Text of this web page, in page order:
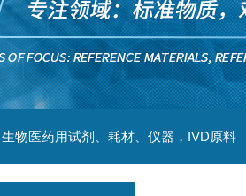
物医药用试剂、耗材、仪器，IVD原料